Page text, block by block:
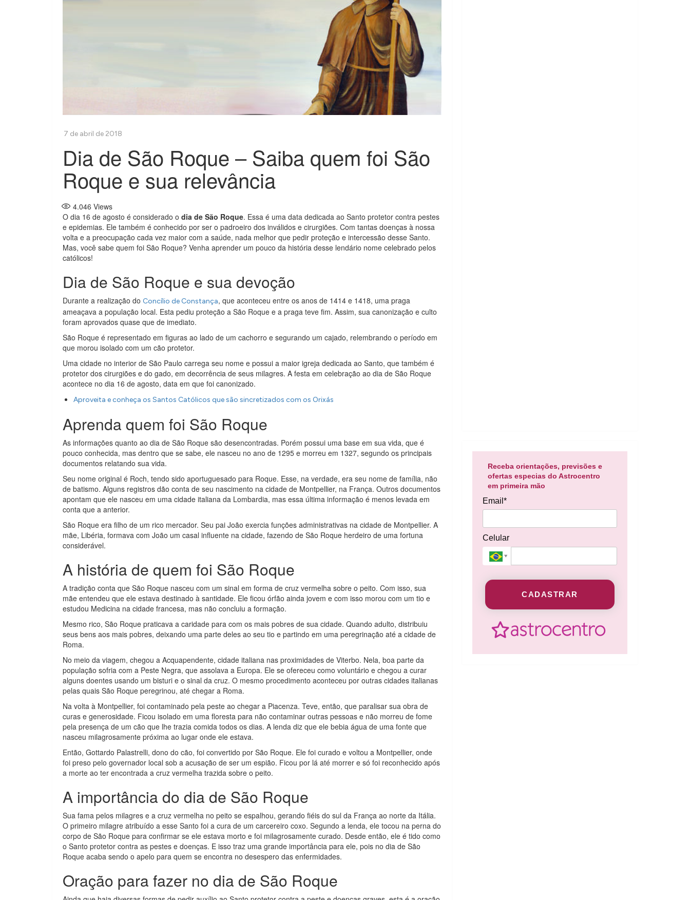
Dia de São Roque – Saiba quem foi São
Roque e sua relevância
4.046 Views
O dia 16 de agosto é considerado o dia de São Roque. Essa é uma data dedicada ao Santo protetor contra pestes
e epidemias. Ele também é conhecido por ser o padroeiro dos inválidos e cirurgiões. Com tantas doenças à nossa
volta e a preocupação cada vez maior com a saúde, nada melhor que pedir proteção e intercessão desse Santo.
Mas, você sabe quem foi São Roque? Venha aprender um pouco da história desse lendário nome celebrado pelos
católicos!
Dia de São Roque e sua devoção
Durante a realização do Concílio de Constança, que aconteceu entre os anos de 1414 e 1418, uma praga
ameaçava a população local. Esta pediu proteção a São Roque e a praga teve fim. Assim, sua canonização e culto
foram aprovados quase que de imediato.
São Roque é representado em figuras ao lado de um cachorro e segurando um cajado, relembrando o período em
que morou isolado com um cão protetor.
Uma cidade no interior de São Paulo carrega seu nome e possui a maior igreja dedicada ao Santo, que também é
protetor dos cirurgiões e do gado, em decorrência de seus milagres. A festa em celebração ao dia de São Roque
acontece no dia 16 de agosto, data em que foi canonizado.
Aproveita e conheça os Santos Católicos que são sincretizados com os Orixás
Aprenda quem foi São Roque
As informações quanto ao dia de São Roque são desencontradas. Porém possui uma base em sua vida, que é
pouco conhecida, mas dentro que se sabe, ele nasceu no ano de 1295 e morreu em 1327, segundo os principais
documentos relatando sua vida.
Seu nome original é Roch, tendo sido aportuguesado para Roque. Esse, na verdade, era seu nome de família, não
de batismo. Alguns registros dão conta de seu nascimento na cidade de Montpellier, na França. Outros documentos
apontam que ele nasceu em uma cidade italiana da Lombardia, mas essa última informação é menos levada em
conta que a anterior.
São Roque era filho de um rico mercador. Seu pai João exercia funções administrativas na cidade de Montpellier. A
mãe, Libéria, formava com João um casal influente na cidade, fazendo de São Roque herdeiro de uma fortuna
considerável.
A história de quem foi São Roque
A tradição conta que São Roque nasceu com um sinal em forma de cruz vermelha sobre o peito. Com isso, sua
mãe entendeu que ele estava destinado à santidade. Ele ficou órfão ainda jovem e com isso morou com um tio e
estudou Medicina na cidade francesa, mas não concluiu a formação.
Mesmo rico, São Roque praticava a caridade para com os mais pobres de sua cidade. Quando adulto, distribuiu
seus bens aos mais pobres, deixando uma parte deles ao seu tio e partindo em uma peregrinação até a cidade de
Roma.
No meio da viagem, chegou a Acquapendente, cidade italiana nas proximidades de Viterbo. Nela, boa parte da
população sofria com a Peste Negra, que assolava a Europa. Ele se ofereceu como voluntário e chegou a curar
alguns doentes usando um bisturi e o sinal da cruz. O mesmo procedimento aconteceu por outras cidades italianas
pelas quais São Roque peregrinou, até chegar a Roma.
Na volta à Montpellier, foi contaminado pela peste ao chegar a Piacenza. Teve, então, que paralisar sua obra de
curas e generosidade. Ficou isolado em uma floresta para não contaminar outras pessoas e não morreu de fome
pela presença de um cão que lhe trazia comida todos os dias. A lenda diz que ele bebia água de uma fonte que
nasceu milagrosamente próxima ao lugar onde ele estava.
Então, Gottardo Palastrelli, dono do cão, foi convertido por São Roque. Ele foi curado e voltou a Montpellier, onde
foi preso pelo governador local sob a acusação de ser um espião. Ficou por lá até morrer e só foi reconhecido após
a morte ao ter encontrada a cruz vermelha trazida sobre o peito.
A importância do dia de São Roque
Sua fama pelos milagres e a cruz vermelha no peito se espalhou, gerando fiéis do sul da França ao norte da Itália.
O primeiro milagre atribuído a esse Santo foi a cura de um carcereiro coxo. Segundo a lenda, ele tocou na perna do
corpo de São Roque para confirmar se ele estava morto e foi milagrosamente curado. Desde então, ele é tido como
o Santo protetor contra as pestes e doenças. E isso traz uma grande importância para ele, pois no dia de São
Roque acaba sendo o apelo para quem se encontra no desespero das enfermidades.
Oração para fazer no dia de São Roque
Receba orientações, previsões e
ofertas especias do Astrocentro
em primeira mão
Email*
Celular
CADASTRAR